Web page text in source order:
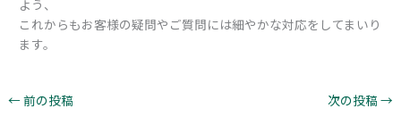
よう、
これからもお客様の疑問やご質問には細やかな対応をしてまいり
ます。
←前の投稿 次の投稿 →